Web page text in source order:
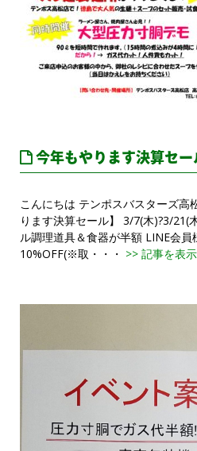
今年もやります決算セー
こんにちは テンポスバスターズ高
ります決算セール】 3/7(木)?3/21(
ル調理道具＆食器が半額 LINE会
10%OFF(※取・・・ >> 記事を表示